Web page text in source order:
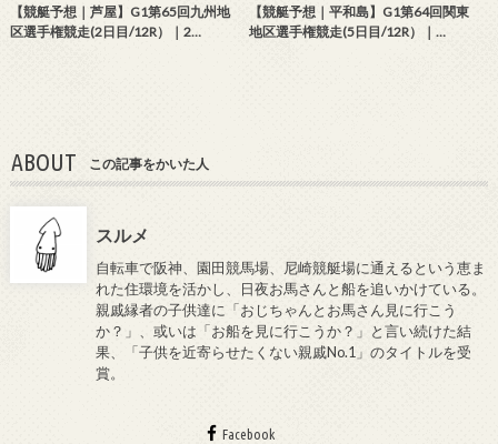
【競艇予想｜芦屋】G1第65回九州地
区選手権競走(2日目/12R）｜2…
【競艇予想｜平和島】G1第64回関東
地区選手権競走(5日目/12R）｜…
ABOUT この記事をかいた人
スルメ
自転車で阪神、園田競馬場、尼崎競艇場に通えるという恵ま
れた住環境を活かし、日夜お馬さんと船を追いかけている。
親戚縁者の子供達に「おじちゃんとお馬さん見に行こう
か？」、或いは「お船を見に行こうか？」と言い続けた結
果、「子供を近寄らせたくない親戚No.1」のタイトルを受
賞。
Facebook